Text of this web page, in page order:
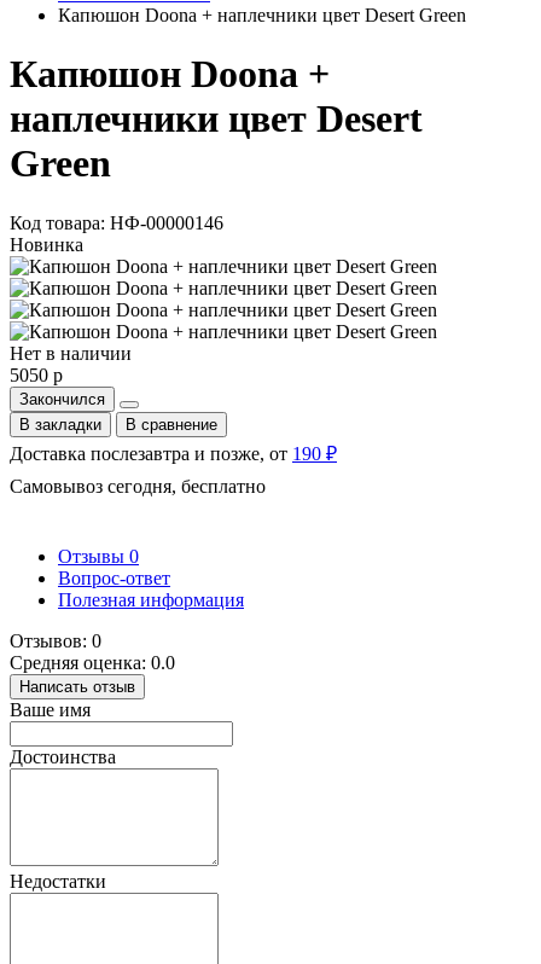
Капюшон Doona + наплечники цвет Desert Green
Капюшон Doona +
наплечники цвет Desert
Green
Код товара: НФ-00000146
Новинка
Нет в наличии
5050 р
Закончился
В закладки
В сравнение
Доставка послезавтра и позже, от 190 ₽
Самовывоз сегодня, бесплатно
Отзывы 0
Вопрос-ответ
Полезная информация
Отзывов: 0
Средняя оценка: 0.0
Написать отзыв
Ваше имя
Достоинства
Недостатки